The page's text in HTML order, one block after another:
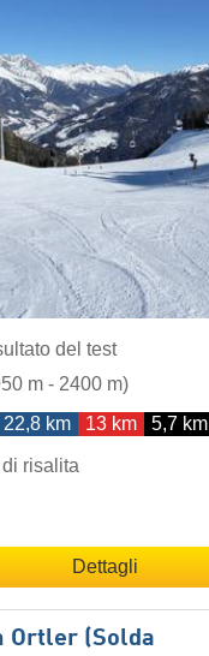
del test
m - 2400 m)
22,8 km 13 km 5,7 km
risalita
Dettagli
Ortler (Solda